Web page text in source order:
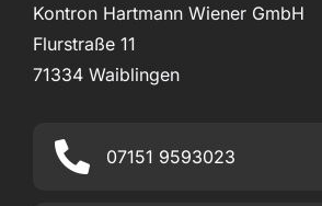
Kontron Hartmann Wiener GmbH
Flurstraße 11
71334 Waiblingen
07151 9593023